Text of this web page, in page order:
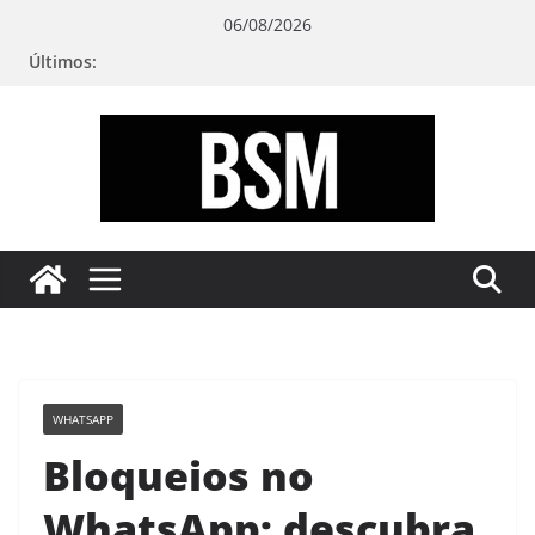
06/08/2026
Últimos:
sua
Mente
WHATSAPP
Bloqueios no